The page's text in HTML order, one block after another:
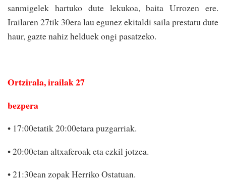
sanmigelek hartuko dute lekukoa, baita Urrozen ere.
Irailaren 27tik 30era lau egunez ekitaldi saila prestatu dute
haur, gazte nahiz helduek ongi pasatzeko.
Ortzirala, irailak 27
bezpera
• 17:00etatik 20:00etara puzgarriak.
• 20:00etan altxaferoak eta ezkil jotzea.
• 21:30ean zopak Herriko Ostatuan.